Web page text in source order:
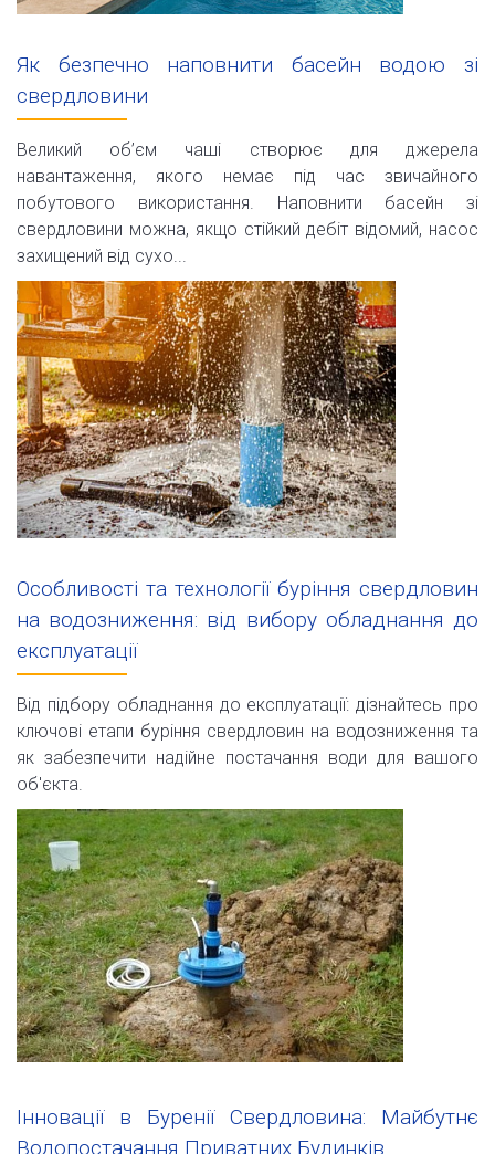
Як безпечно наповнити басейн водою зі
свердловини
Великий об’єм чаші створює для джерела
навантаження, якого немає під час звичайного
побутового використання. Наповнити басейн зі
свердловини можна, якщо стійкий дебіт відомий, насос
захищений від сухо...
Особливості та технології буріння свердловин
на водозниження: від вибору обладнання до
експлуатації
Від підбору обладнання до експлуатації: дізнайтесь про
ключові етапи буріння свердловин на водозниження та
як забезпечити надійне постачання води для вашого
об'єкта.
Інновації в Буренії Свердловина: Майбутнє
Водопостачання Приватних Будинків